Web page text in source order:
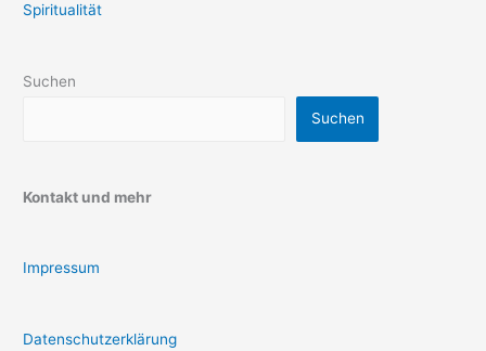
Spiritualität
Suchen
Suchen
Kontakt und mehr
Impressum
Datenschutzerklärung